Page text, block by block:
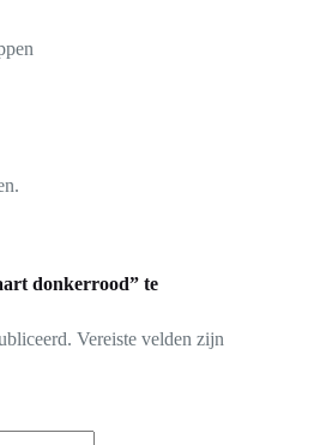
donkerrood” te
Vereiste velden zijn